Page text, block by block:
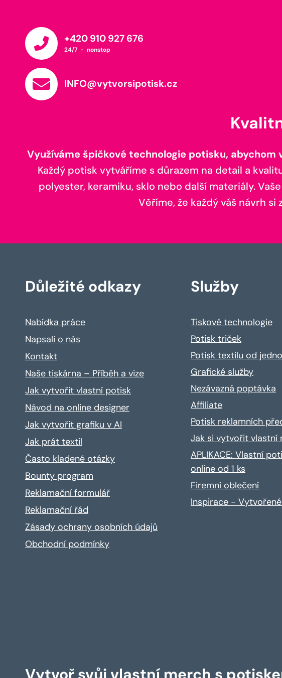
+420 910 927 676
24/7 - nonstop
INFO@vytvorsipotisk.cz
Využíváme špičkové technologie potisku,
Každý potisk vytváříme s důrazem na detail a
polyester, keramiku, sklo nebo další materiály.
Věříme, že každý váš návrh
Důležité odkazy
Nabídka práce
Napsali o nás
Kontakt
Naše tiskárna – Příběh a vize
Jak vytvořit vlastní potisk
Návod na online designer
Jak vytvořit grafiku v AI
Jak prát textil
Často kladené otázky
Bounty program
Reklamační formulář
Reklamační řád
Zásady ochrany osobních údajů
Obchodní podmínky
Služby
Tiskové technologie
Potisk triček
Potisk textilu od
Grafické služby
Nezávazná poptávka
Affiliate
Potisk reklamních
Jak si vytvořit vlastní
APLIKACE: Vlastní
online od 1 ks
Firemní oblečení
Inspirace -